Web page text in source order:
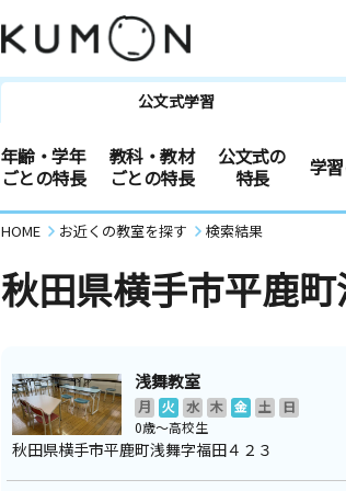
公文式学習
年齢・学年
ごとの特長
教科・教材
ごとの特長
公文式の
特長
学
HOME お近くの教室を探す 検索結果
秋田県横手市平鹿
浅舞教室
月 火 水 木 金 土
日
0歳～高校生
秋田県横手市平鹿町浅舞字福田４２３